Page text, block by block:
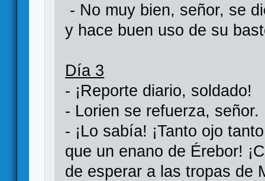
- No muy bien, señor, se
y hace buen uso de su
Día 3
- ¡Reporte diario, soldado!
- Lorien se refuerza, señor.
- ¡Lo sabía! ¡Tanto ojo
que un enano de Érebor!
de esperar a las tropas de